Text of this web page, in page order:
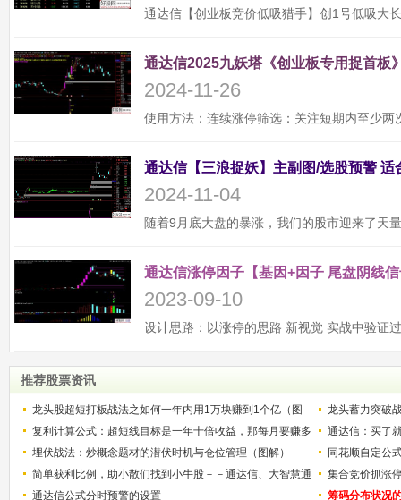
通达信2025九妖塔《创业板专用捉首板
2024-11-26
2024-11-04
通达信涨停因子【基因+因子 尾盘阴线
2023-09-10
推荐股票资讯
龙头股超短打板战法之如何一年内用1万块赚到1个亿（图
解）
龙头蓄力突破
的技巧（图解
复利计算公式：超短线目标是一年十倍收益，那每月要赚多
少？
通达信：买了
埋伏战法：炒概念题材的潜伏时机与仓位管理（图解）
同花顺自定公
简单获利比例，助小散们找到小牛股－－通达信、大智慧通
用
集合竞价抓涨
通达信公式分时预警的设置
筹码分布状况